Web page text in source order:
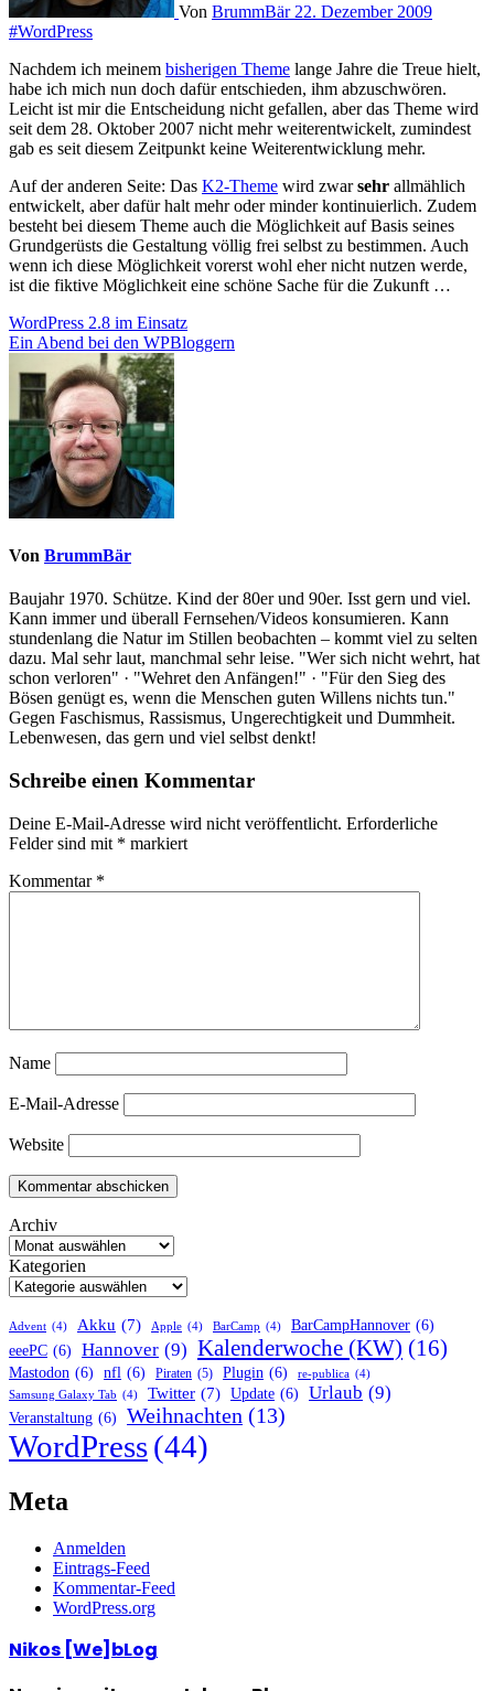
Von BrummBär 22. Dezember 2009
#WordPress
Nachdem ich meinem bisherigen Theme lange Jahre die Treue hielt,
habe ich mich nun doch dafür entschieden, ihm abzuschwören.
Leicht ist mir die Entscheidung nicht gefallen, aber das Theme wird
seit dem 28. Oktober 2007 nicht mehr weiterentwickelt, zumindest
gab es seit diesem Zeitpunkt keine Weiterentwicklung mehr.
Auf der anderen Seite: Das K2-Theme wird zwarsehr allmählich
entwickelt, aber dafür halt mehr oder minder kontinuierlich. Zudem
besteht bei diesem Theme auch die Möglichkeit auf Basis seines
Grundgerüsts die Gestaltung völlig frei selbst zu bestimmen. Auch
wenn ich diese Möglichkeit vorerst wohl eher nicht nutzen werde,
ist die fiktive Möglichkeit eine schöne Sache für die Zukunft …
Beitragsnavigation
WordPress 2.8 im Einsatz
Ein Abend bei den WPBloggern
Von BrummBär
Baujahr 1970. Schütze. Kind der 80er und 90er. Isst gern und viel.
Kann immer und überall Fernsehen/Videos konsumieren. Kann
stundenlang die Natur im Stillen beobachten – kommt viel zu selten
dazu. Mal sehr laut, manchmal sehr leise. "Wer sich nicht wehrt, hat
schon verloren" · "Wehret den Anfängen!" · "Für den Sieg des
Bösen genügt es, wenn die Menschen guten Willens nichts tun."
Gegen Faschismus, Rassismus, Ungerechtigkeit und Dummheit.
Lebenwesen, das gern und viel selbst denkt!
Schreibe einen Kommentar
Deine E-Mail-Adresse wird nicht veröffentlicht. Erforderliche
Felder sind mit * markiert
Kommentar *
Name
E-Mail-Adresse
Website
Archiv
Kategorien
Advent (4) Akku (7) Apple (4) BarCamp (4) BarCampHannover (6)
eeePC (6) Hannover (9) Kalenderwoche (KW) (16)
Mastodon (6) nfl (6) Piraten (5) Plugin (6) re-publica (4)
Samsung Galaxy Tab (4) Twitter (7) Update (6) Urlaub (9)
Veranstaltung (6) Weihnachten (13)
WordPress(44)
Meta
Anmelden
Eintrags-Feed
Kommentar-Feed
WordPress.org
Nikos [We]bLog